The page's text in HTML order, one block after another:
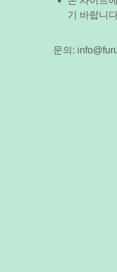
기 바랍니
문의: